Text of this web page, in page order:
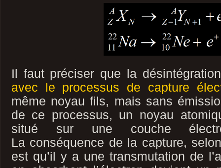
Il faut préciser que la
avec le processus de capture
même noyau fils, mais sans
de ce processus, un noyau
situé sur une couche
La conséquence de la capture,
est qu’il y a une transmutation de